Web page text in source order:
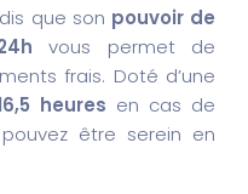
que son pouvoir de
vous permet de
frais. Doté d’une
heures en cas de
être serein en